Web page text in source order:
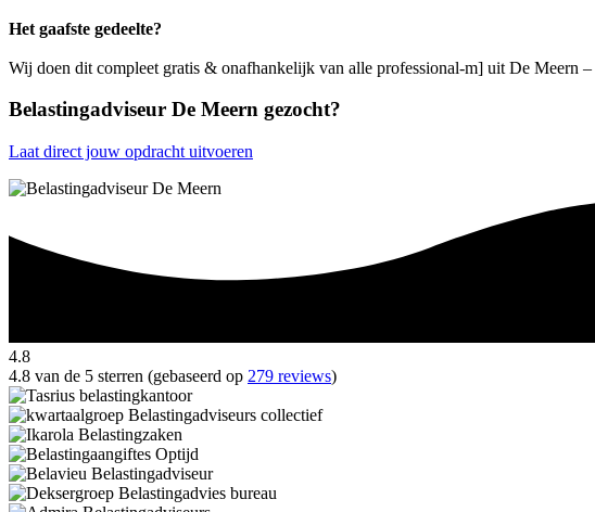
Het gaafste gedeelte?
Wij doen dit compleet gratis & onafhankelijk van alle professional-m] uit De Meern –
Belastingadviseur De Meern gezocht?
Laat direct jouw opdracht uitvoeren
4.8
4.8 van de 5 sterren (gebaseerd op 279 reviews)